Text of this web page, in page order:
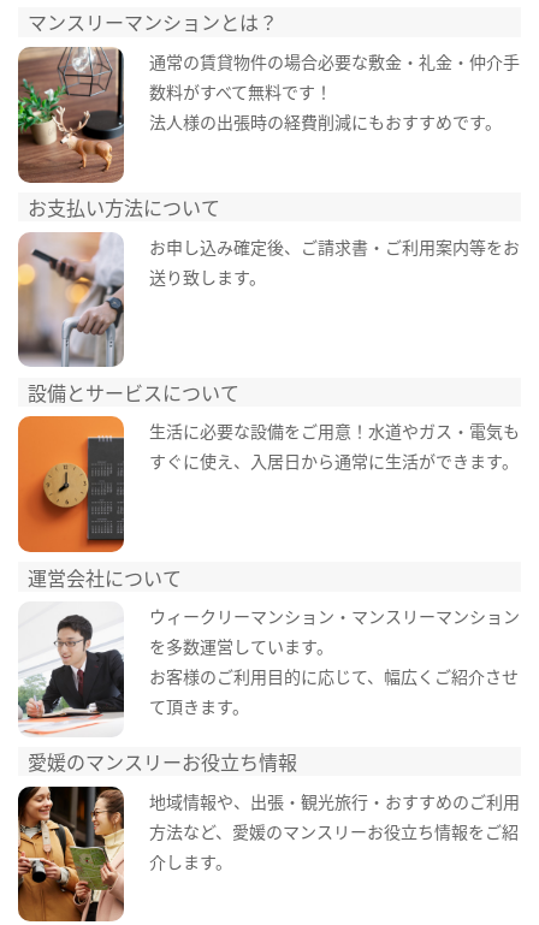
マンスリーマンションとは？
通常の賃貸物件の場合必要な敷金・礼金・仲介手
数料がすべて無料です！
法人様の出張時の経費削減にもおすすめです。
お支払い方法について
お申し込み確定後、ご請求書・ご利用案内等をお
送り致します。
設備とサービスについて
生活に必要な設備をご用意！水道やガス・電気も
すぐに使え、入居日から通常に生活ができます。
運営会社について
ウィークリーマンション・マンスリーマンション
を多数運営しています。
お客様のご利用目的に応じて、幅広くご紹介させ
て頂きます。
愛媛のマンスリーお役立ち情報
地域情報や、出張・観光旅行・おすすめのご利用
方法など、愛媛のマンスリーお役立ち情報をご紹
介します。